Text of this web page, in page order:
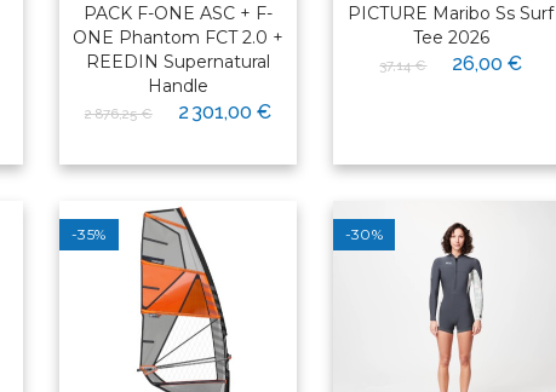
PACK F-ONE ASC + F-
ONE Phantom FCT 2.0 +
REEDIN Supernatural
Handle
2 876,25 € 2 301,00 €
-35%
PICTURE Maribo Ss Surf
Tee 2026
37,14 € 26,00 €
-30%